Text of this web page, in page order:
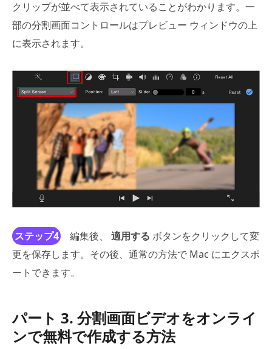
クリップが並べて表示されていることがわかります。一
部の分割画面コントロールはプレビュー ウィンドウの上
に表示されます。
ステップ4 編集後、 適用する ボタンをクリックして変
更を保存します。その後、通常の方法で Mac にエクスポ
ートできます。
パート 3. 分割画面ビデオをオンライ
ンで無料で作成する方法